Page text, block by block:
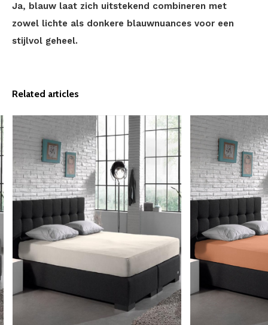
Ja, blauw laat zich uitstekend combineren met
zowel lichte als donkere blauwnuances voor een
stijlvol geheel.
Related articles